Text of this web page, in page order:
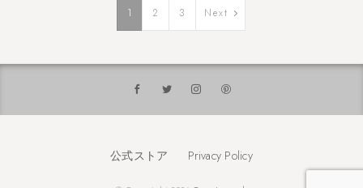
1 2 3 Next
公式ストア Privacy Policy